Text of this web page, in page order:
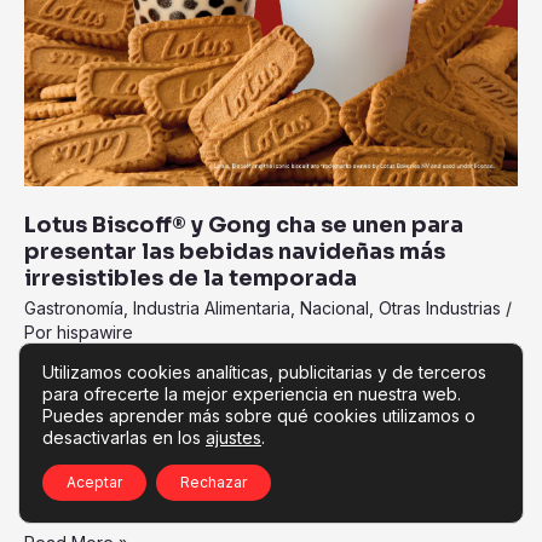
Lotus Biscoff® y Gong cha se unen para
presentar las bebidas navideñas más
irresistibles de la temporada
Gastronomía Industria Alimentaria Nacional Otras Industrias /
Por hispawire
Pensadas especialmente para la temporada de invierno, las
nuevas bebidas Biscoff® Tapioca Black Milk Tea están ahora
disponibles gracias a la alianza entre Lotus Biscoff® y Gong
cha La temporada navideña llega con un sabor único a
celebración gracias a […]
Utilizamos cookies analíticas, publicitarias y de terceros
para ofrecerte la mejor experiencia en nuestra web.
Puedes aprender más sobre qué cookies utilizamos o
desactivarlas en los ajustes.
Aceptar Rechazar